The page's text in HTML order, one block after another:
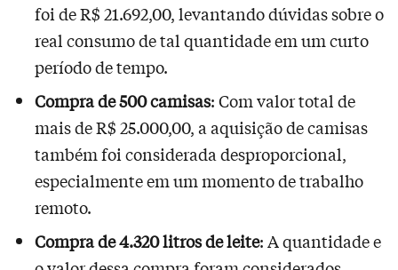
foi de R$ 21.692,00, levantando dúvidas sobre o
real consumo de tal quantidade em um curto
período de tempo.
Compra de 500 camisas: Com valor total de
mais de R$ 25.000,00, a aquisição de camisas
também foi considerada desproporcional,
especialmente em um momento de trabalho
remoto.
Compra de 4.320 litros de leite: A quantidade e